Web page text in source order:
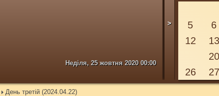
Неділя, 25 жовтня 2020 00:00
>
5
6
12
13
20
26
27
День третій (2024.04.22)